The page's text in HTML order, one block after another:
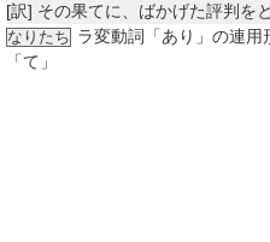
[訳] その果てに、ばかげた評判を
なりたち ラ変動詞「あり」の連
「て」